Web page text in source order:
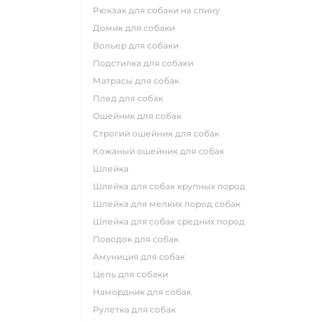
рюкзак для собаки на спину
домик для собаки
вольер для собаки
подстилка для собаки
матрасы для собак
плед для собак
ошейник для собак
строгий ошейник для собак
кожаный ошейник для собак
шлейка
шлейка для собак крупных пород
шлейка для мелких пород собак
шлейка для собак средних пород
поводок для собак
амуниция для собак
цепь для собаки
намордник для собак
рулетка для собак